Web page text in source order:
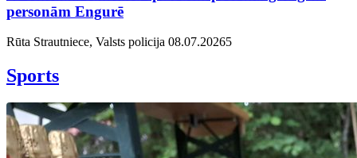
personām Engurē
Rūta Strautniece, Valsts policija 08.07.20265
Sports